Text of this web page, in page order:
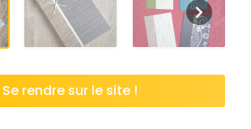
Se rendre sur le site !